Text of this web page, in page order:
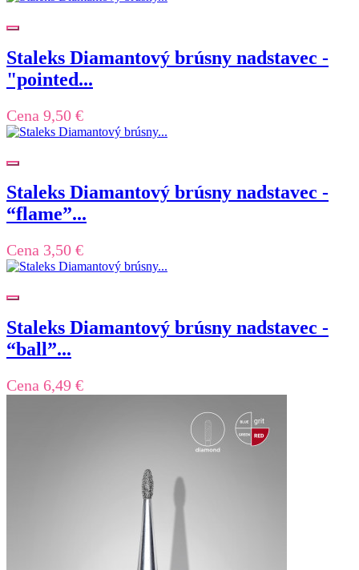
Staleks Diamantový brúsny nadstavec -
"pointed...
Cena 9,50 €
Staleks Diamantový brúsny nadstavec -
“flame”...
Cena 3,50 €
Staleks Diamantový brúsny nadstavec -
“ball”...
Cena 6,49 €